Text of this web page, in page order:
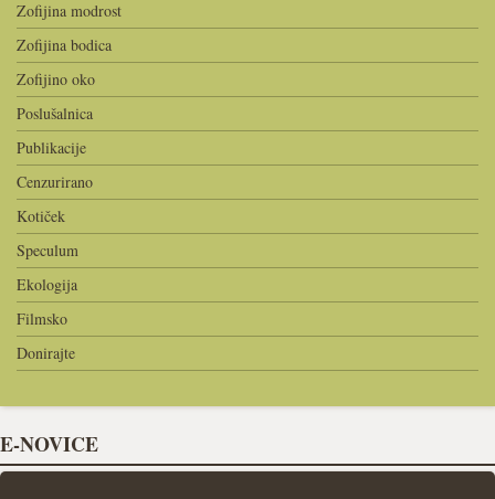
Zofijina modrost
Zofijina bodica
Zofijino oko
Poslušalnica
Publikacije
Cenzurirano
Kotiček
Speculum
Ekologija
Filmsko
Donirajte
E-NOVICE